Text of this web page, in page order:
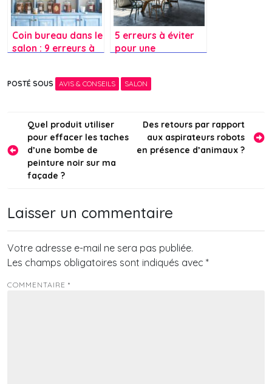
Coin bureau dans le
salon : 9 erreurs à
gâcher la déco
5 erreurs à éviter
pour une
POSTÉ SOUS AVIS & CONSEILS SALON
Navigation
de
l’article
Quel produit utiliser
pour effacer les taches
d’une bombe de
peinture noir sur ma
façade ?
Des retours par rapport
aux aspirateurs robots
en présence d’animaux ?
Laisser un commentaire
Votre adresse e-mail ne sera pas publiée.
Les champs obligatoires sont indiqués avec *
COMMENTAIRE *